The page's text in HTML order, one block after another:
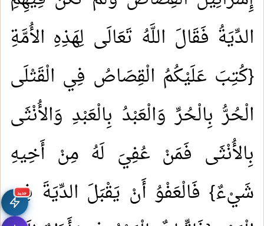
جديد
الدِّيَةُ فَقَالَ اللَّهُ تَعَالَى لِهَذِهِ الأُمَّةِ
{كُتِبَ عَلَيْكُمُ الْقِصَاصُ فِي الْقَتْلَى
الْحُرُّ بِالْحُرِّ وَالْعَبْدُ بِالْعَبْدِ وَالأُنْثَى
بِالأُنْثَى فَمَنْ عُفِيَ لَهُ مِنْ أَخِيهِ
شَيْءٌ} فَالْعَفْوُ أَنْ يَقْبَلَ الدِّيَةَ فِي
1.
خطبة الجمعة: أصناف السائرين إلى الله
خطبة الجمعة: ماذا تصنع في الإجازة